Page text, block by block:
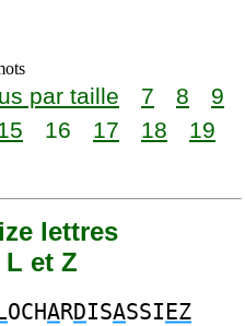
par taille 7 8
9
16 17 18
19
lettres
et Z
OCHARDISASSIEZ